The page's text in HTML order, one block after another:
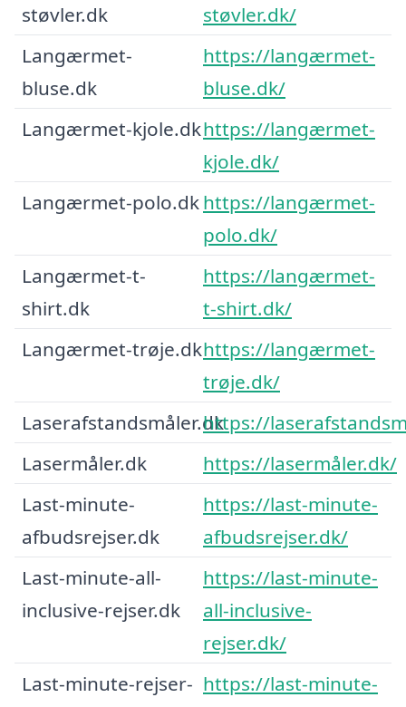
støvler.dk
støvler.dk/
Langærmet-
bluse.dk
https://langærmet-
bluse.dk/
Langærmet-kjole.dkhttps://langærmet-
kjole.dk/
Langærmet-polo.dkhttps://langærmet-
polo.dk/
Langærmet-t-
shirt.dk
https://langærmet-
t-shirt.dk/
Langærmet-trøje.dkhttps://langærmet-
trøje.dk/
Laserafstandsmåler.dkhttps://
Lasermåler.dk
https://lasermåler.dk/
Last-minute-
afbudsrejser.dk
https://last-minute-
afbudsrejser.dk/
Last-minute-all-
inclusive-rejser.dk
https://last-minute-
all-inclusive-
rejser.dk/
Last-minute-rejser- https://last-minute-